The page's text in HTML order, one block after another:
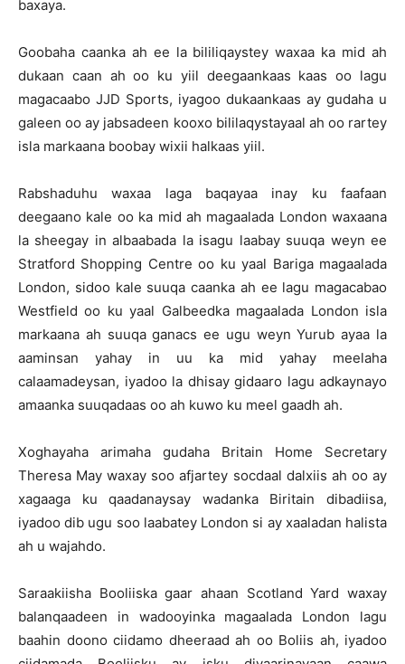
baxaya.
Goobaha caanka ah ee la bililiqaystey waxaa ka mid ah
dukaan caan ah oo ku yiil deegaankaas kaas oo lagu
magacaabo JJD Sports, iyagoo dukaankaas ay gudaha u
galeen oo ay jabsadeen kooxo bililaqystayaal ah oo rartey
isla markaana boobay wixii halkaas yiil.
Rabshaduhu waxaa laga baqayaa inay ku faafaan
deegaano kale oo ka mid ah magaalada London waxaana
la sheegay in albaabada la isagu laabay suuqa weyn ee
Stratford Shopping Centre oo ku yaal Bariga magaalada
London, sidoo kale suuqa caanka ah ee lagu magacabao
Westfield oo ku yaal Galbeedka magaalada London isla
markaana ah suuqa ganacs ee ugu weyn Yurub ayaa la
aaminsan yahay in uu ka mid yahay meelaha
calaamadeysan, iyadoo la dhisay gidaaro lagu adkaynayo
amaanka suuqadaas oo ah kuwo ku meel gaadh ah.
Xoghayaha arimaha gudaha Britain Home Secretary
Theresa May waxay soo afjartey socdaal dalxiis ah oo ay
xagaaga ku qaadanaysay wadanka Biritain dibadiisa,
iyadoo dib ugu soo laabatey London si ay xaaladan halista
ah u wajahdo.
Saraakiisha Booliiska gaar ahaan Scotland Yard waxay
balanqaadeen in wadooyinka magaalada London lagu
baahin doono ciidamo dheeraad ah oo Boliis ah, iyadoo